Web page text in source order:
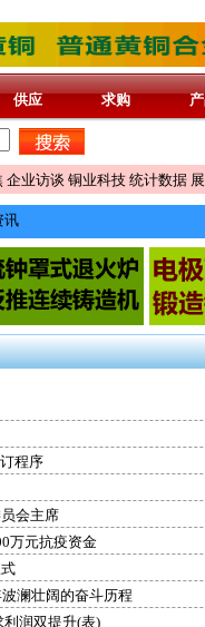
供应 求购
企业访谈 铜业科技 统计数据
讯
程序
会主席
万元抗疫资金
澜壮阔的奋斗历程
润双提升(表)